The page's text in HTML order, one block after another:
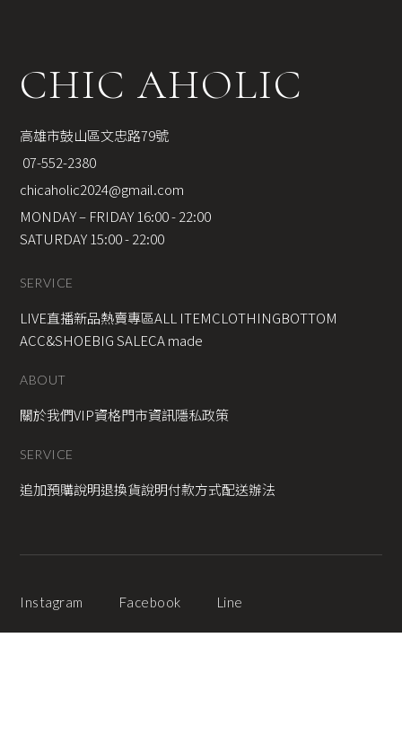
CHIC AHOLIC
高雄市鼓山區文忠路79號
07-552-2380
chicaholic2024@gmail.com
MONDAY – FRIDAY 16:00 - 22:00
SATURDAY 15:00 - 22:00
SERVICE
LIVE直播新品熱賣專區ALL ITEMCLOTHINGBOTTOM
ACC&SHOEBIG SALECA made
ABOUT
關於我們VIP資格門市資訊隱私政策
SERVICE
追加預購說明退換貨說明付款方式配送辦法
Instagram Facebook Line